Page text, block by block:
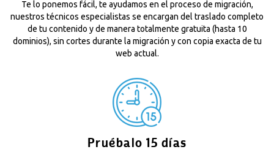
Te lo ponemos fácil, te ayudamos en el proceso de migración,
nuestros técnicos especialistas se encargan del traslado completo
de tu contenido y de manera totalmente gratuita (hasta 10
dominios), sin cortes durante la migración y con copia exacta de tu
web actual.
Pruébalo 15 días